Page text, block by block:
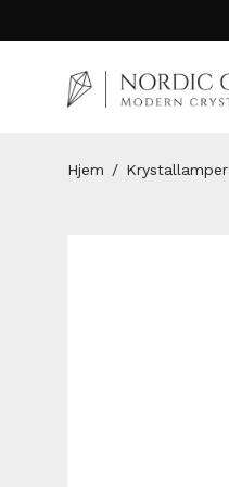
Hjem / Krystallamper